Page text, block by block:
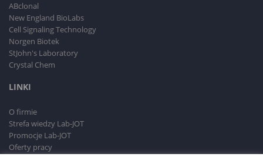
ABclonal
New England BioLabs
Cell Signaling Technology
Norgen Biotek
StJohn's Laboratory
Crystal Chem
LINKI
O firmie
Strefa wiedzy Lab-JOT
Promocje Lab-JOT
Oferty pracy